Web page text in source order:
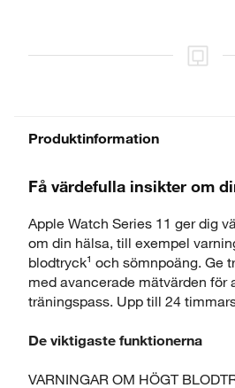
Produktinformation
Få värdefulla insikter om
Apple Watch Series 11 ger dig
om din hälsa, till exempel
blodtryck¹ och sömnpoäng. Ge
med avancerade mätvärden för
träningspass. Upp till 24
De viktigaste funktionerna
VARNINGAR OM HÖGT